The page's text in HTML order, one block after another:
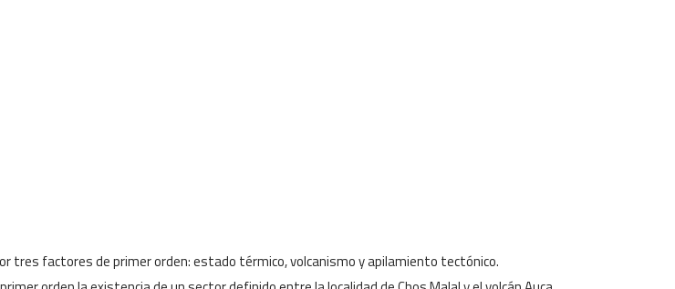
tres factores de primer orden: estado térmico, volcanismo y apilamiento tectónico.